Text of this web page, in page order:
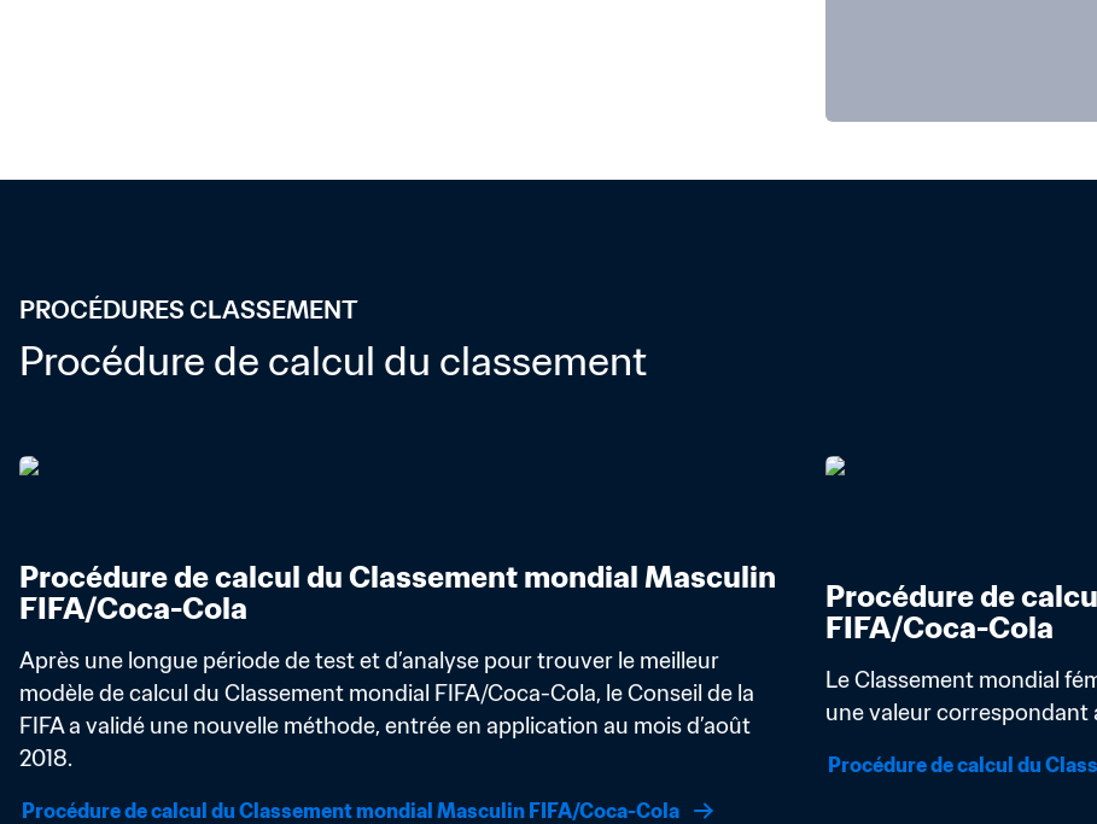
PROCÉDURES CLASSEMENT
Procédure de calcul du classement
Procédure de calcul du Classement mondial Masculin
FIFA/Coca-Cola
Après une longue période de test et d’analyse pour trouver le meilleur
modèle de calcul du Classement mondial FIFA/Coca-Cola, le Conseil de la
FIFA a validé une nouvelle méthode, entrée en application au mois d’août
2018.
Procédure de calcul du Classement mondial Masculin FIFA/Coca-Cola
Procédure de
FIFA/Coca-Cola
Le Classement mondial
une valeur correspondant
Procédure de calcul du